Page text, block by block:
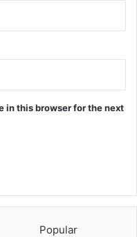
in this browser for the next
Popular